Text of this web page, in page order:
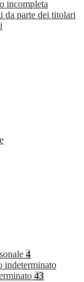
incompleta
da parte dei titolari
4
indeterminato
43